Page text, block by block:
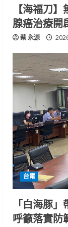
【海福刀
腺癌治療開
蔡 永源
台電
「白海豚
呼籲落實防